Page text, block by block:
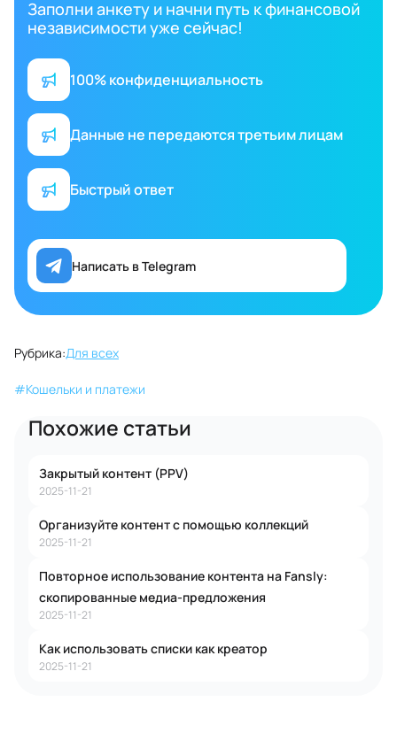
Заполни анкету и начни путь к финансовой
независимости уже сейчас!
100% конфиденциальность
Данные не передаются третьим лицам
Быстрый ответ
Написать в Telegram
Рубрика:Для всех
#Кошельки и платежи
Похожие статьи
Закрытый контент (PPV)
2025-11-21
Организуйте контент с помощью коллекций
2025-11-21
Повторное использование контента на Fansly:
скопированные медиа-предложения
2025-11-21
Как использовать списки как креатор
2025-11-21